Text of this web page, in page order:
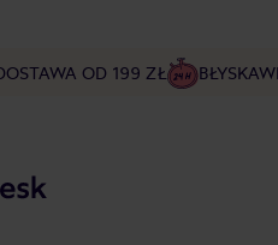
OD 199 ZŁ